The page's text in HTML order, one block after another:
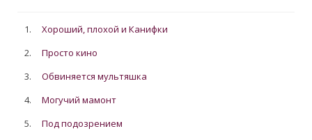
1.
Хороший, плохой и Канифки
2.
Просто кино
3.
Обвиняется мультяшка
4.
Могучий мамонт
5.
Под подозрением